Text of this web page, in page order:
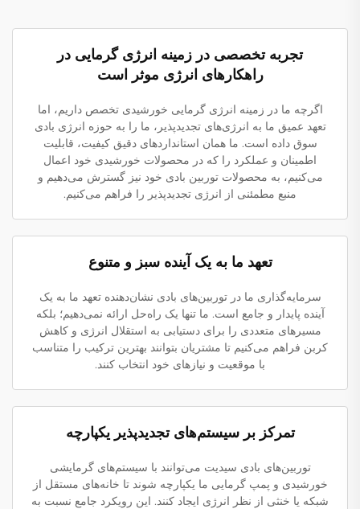
تجربه تخصصی در زمینه انرژی گرمایی در
راهکارهای انرژی موثر است
اگرچه ما در زمینه انرژی گرمایی خورشیدی تخصص داریم، اما
تعهد عمیق ما به انرژی‌های تجدیدپذیر، ما را به حوزه انرژی بادی
سوق داده است. ما همان استانداردهای دقیق کیفیت، قابلیت
اطمینان و عملکرد را که در محصولات خورشیدی خود اعمال
می‌کنیم، به محصولات توربین بادی خود نیز گسترش می‌دهیم و
منبع مطمئنی از انرژی تجدیدپذیر را فراهم می‌کنیم.
تعهد ما به یک آینده سبز و متنوع
سرمایه‌گذاری ما در توربین‌های بادی نشان‌دهنده تعهد ما به یک
آینده پایدار و جامع است. ما تنها یک راه‌حل ارائه نمی‌دهیم؛ بلکه
مسیرهای متعددی را برای دستیابی به استقلال انرژی و کاهش
کربن فراهم می‌کنیم تا مشتریان بتوانند بهترین ترکیب را متناسب
با موقعیت و نیازهای خود انتخاب کنند.
تمرکز بر سیستم‌های تجدیدپذیر یکپارچه
توربین‌های بادی سیدیت می‌توانند با سیستم‌های گرمایشی
خورشیدی و پمپ گرمایی ما یکپارچه شوند تا خانه‌های مستقل از
شبکه یا خنثی از نظر انرژی ایجاد کنند. این رویکرد جامع نسبت به